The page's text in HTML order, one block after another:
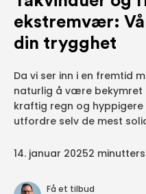
ekstremvær:
din trygghet
Da vi ser inn i en fremtid
naturlig å være bekymret
kraftig regn og
utfordre selv de mest
14. januar 20252
Få et tilbud